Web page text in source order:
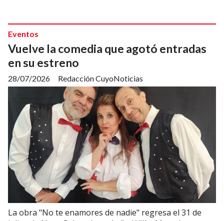
Vuelve la comedia que agotó entradas
en su estreno
Redacción CuyoNoticias
Eventos
28/07/2026
La obra "No te enamores de nadie" regresa el 31 de